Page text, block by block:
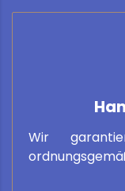
WirBei
können.